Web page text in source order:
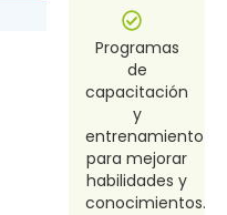
Programas
de
capacitación
y
entrenamiento
para mejorar
habilidades y
conocimientos.